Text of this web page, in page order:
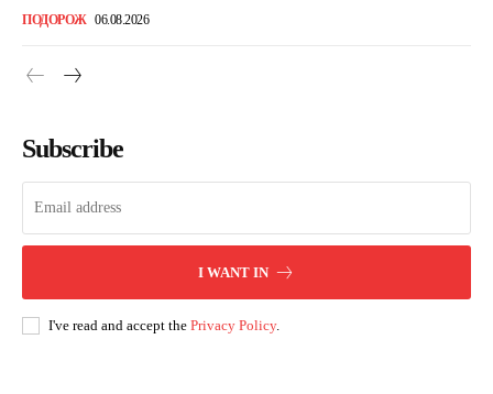
ПОДОРОЖ 06.08.2026
Subscribe
I WANT IN
I've read and accept the Privacy Policy.